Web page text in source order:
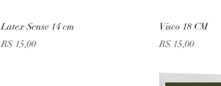
Latex Sense 14 cm
Preço
R$ 15,00
Visco 18 CM
Preço
R$ 15,00